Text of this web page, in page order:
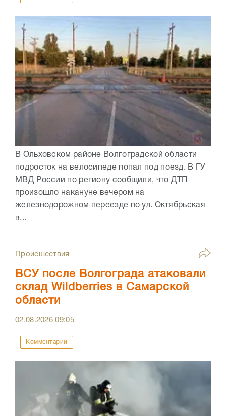
В Ольховском районе Волгоградской области
подросток на велосипеде попал под поезд. В ГУ
МВД России по региону сообщили, что ДТП
произошло накануне вечером на
железнодорожном переезде по ул. Октябрьская
в...
Происшествия
ВСУ после Волгограда атаковали
склад Wildberries в Самарской
области
02.08.202609:05
Комментарии